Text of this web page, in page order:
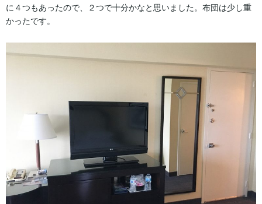
に４つもあったので、２つで十分かなと思いました。布団は少し重
かったです。